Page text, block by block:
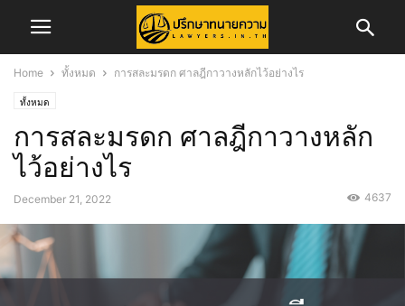
Home ทั้งหมด การสละมรดก ศาลฎีกาวางหลักไว้อย่างไร
ทั้งหมด
การสละมรดก ศาลฎีกาวางหลัก
ไว้อย่างไร
December 21, 2022 4637